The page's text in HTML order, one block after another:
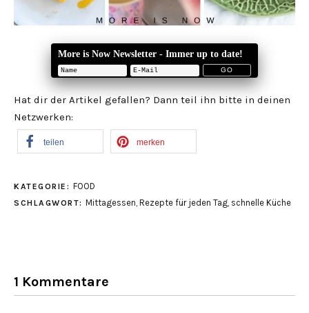
More is Now Newsletter - Immer up to date!
Hat dir der Artikel gefallen? Dann teil ihn bitte in deinen
Netzwerken:
teilen merken
KATEGORIE: FOOD
SCHLAGWORT: Mittagessen Rezepte für jeden Tag schnelle Küche
1 Kommentare